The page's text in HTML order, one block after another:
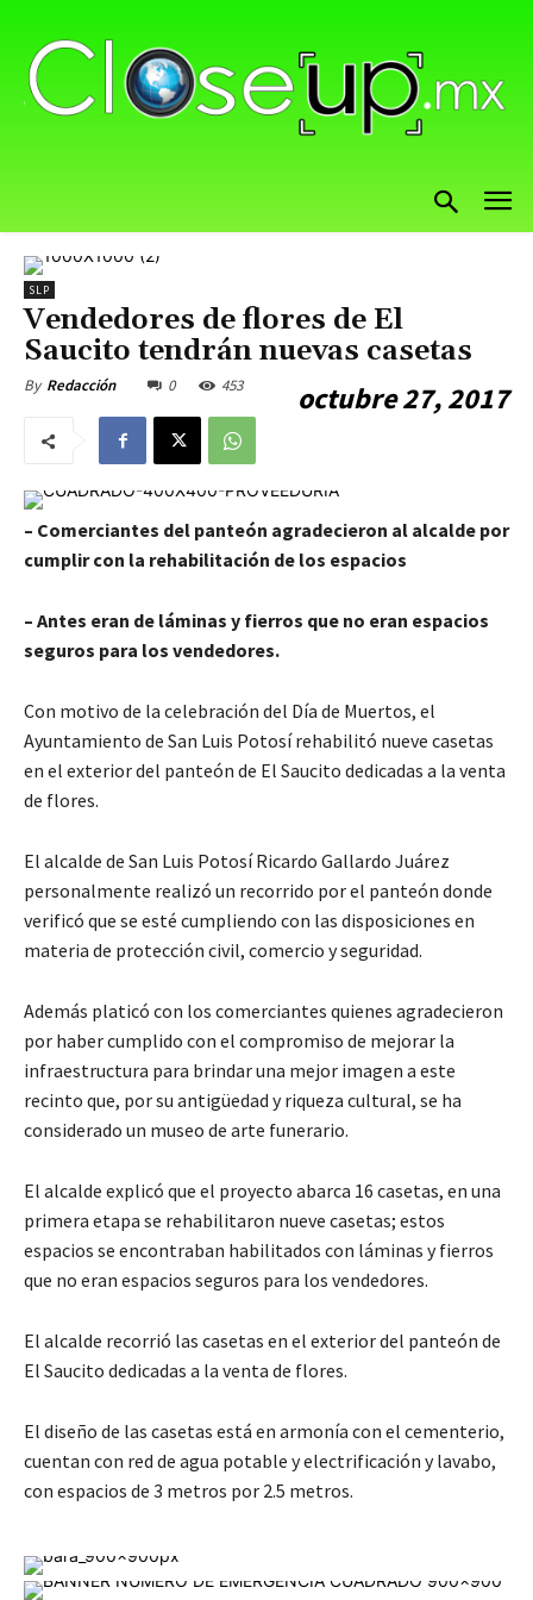
SLP
Vendedores de flores de El
Saucito tendrán nuevas casetas
By Redacción octubre 27, 2017
0 453
– Comerciantes del panteón agradecieron al alcalde por
cumplir con la rehabilitación de los espacios
– Antes eran de láminas y fierros que no eran espacios
seguros para los vendedores.
Con motivo de la celebración del Día de Muertos, el
Ayuntamiento de San Luis Potosí rehabilitó nueve casetas
en el exterior del panteón de El Saucito dedicadas a la venta
de flores.
El alcalde de San Luis Potosí Ricardo Gallardo Juárez
personalmente realizó un recorrido por el panteón donde
verificó que se esté cumpliendo con las disposiciones en
materia de protección civil, comercio y seguridad.
Además platicó con los comerciantes quienes agradecieron
por haber cumplido con el compromiso de mejorar la
infraestructura para brindar una mejor imagen a este
recinto que, por su antigüedad y riqueza cultural, se ha
considerado un museo de arte funerario.
El alcalde explicó que el proyecto abarca 16 casetas, en una
primera etapa se rehabilitaron nueve casetas; estos
espacios se encontraban habilitados con láminas y fierros
que no eran espacios seguros para los vendedores.
El alcalde recorrió las casetas en el exterior del panteón de
El Saucito dedicadas a la venta de flores.
El diseño de las casetas está en armonía con el cementerio,
cuentan con red de agua potable y electrificación y lavabo,
con espacios de 3 metros por 2.5 metros.